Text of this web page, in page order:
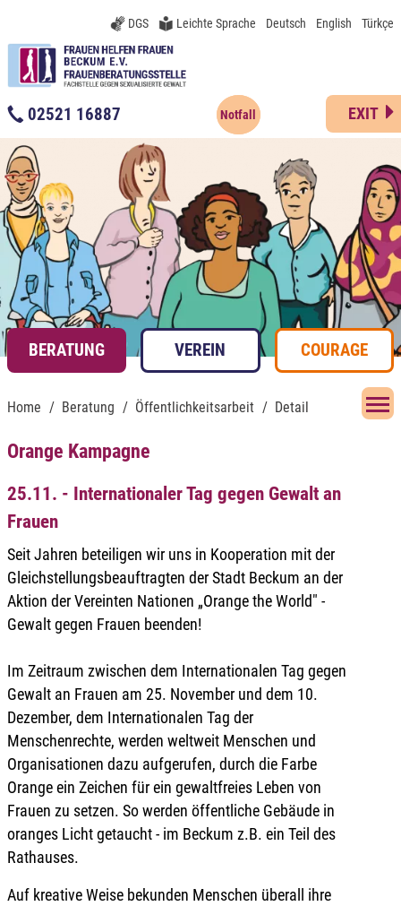
DGS Leichte Sprache Deutsch English Türkçe
02521 16887 Notfall EXIT
BERATUNG VEREIN COURAGE
Home Beratung Öffentlichkeitsarbeit Detail
Orange Kampagne
25.11. - Internationaler Tag gegen Gewalt an
Frauen
Seit Jahren beteiligen wir uns in Kooperation mit der
Gleichstellungsbeauftragten der Stadt Beckum an der
Aktion der Vereinten Nationen „Orange the World" -
Gewalt gegen Frauen beenden!
Im Zeitraum zwischen dem Internationalen Tag gegen
Gewalt an Frauen am 25. November und dem 10.
Dezember, dem Internationalen Tag der
Menschenrechte, werden weltweit Menschen und
Organisationen dazu aufgerufen, durch die Farbe
Orange ein Zeichen für ein gewaltfreies Leben von
Frauen zu setzen. So werden öffentliche Gebäude in
oranges Licht getaucht - im Beckum z.B. ein Teil des
Rathauses.
Auf kreative Weise bekunden Menschen überall ihre